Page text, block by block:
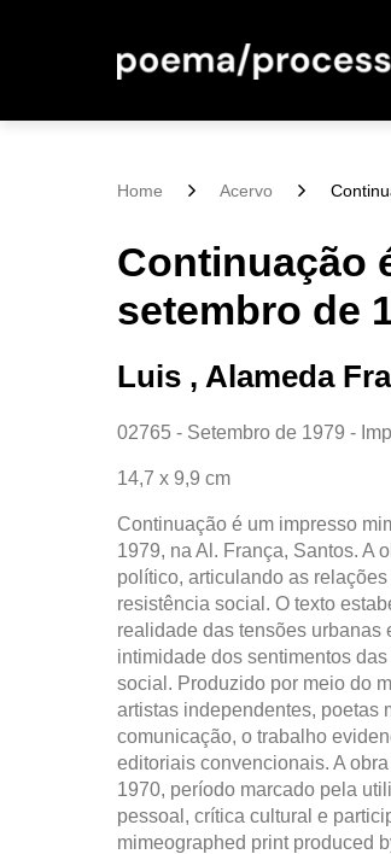
Home Acervo
Continuação
setembro de
Luis , Alameda
02765 - Setembro de 1979 -
14,7 x 9,9 cm
Continuação é um impresso
1979, na Al. França, Santos. A
político, articulando as
resistência social. O texto
realidade das tensões
intimidade dos sentimentos
social. Produzido por meio do
artistas independentes, poetas
comunicação, o trabalho
editoriais convencionais. A
1970, período marcado pela
pessoal, crítica cultural e
mimeographed print produced